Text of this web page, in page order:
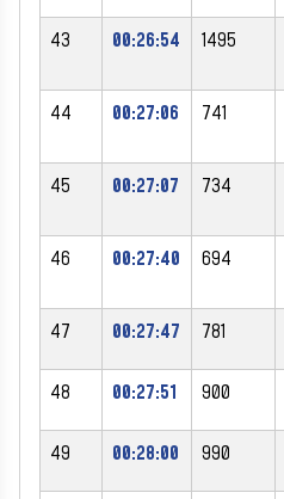
43 00:26:54 1495
44 00:27:06 741
45 00:27:07 734
46 00:27:40 694
47 00:27:47 781
48 00:27:51 900
49 00:28:00 990